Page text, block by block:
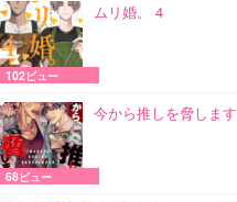
ムリ婚。 4
102ビュー
今から推しを脅します
68ビュー